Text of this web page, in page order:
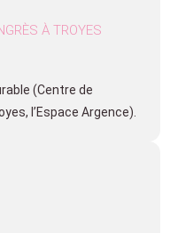
À TROYES
(Centre de
l’Espace Argence).